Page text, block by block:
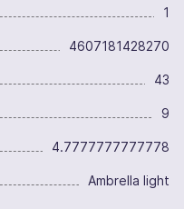
1
4607181428270
43
9
4.7777777777778
Ambrella light